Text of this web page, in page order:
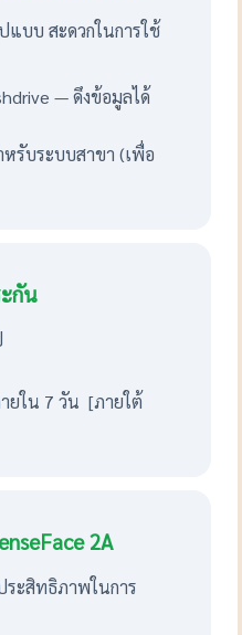
แบบ สะดวกในการใช้
— ดึงข้อมูลได้
หรับระบบสาขา (เพื่อ
กัน
ยใน 7 วัน [ภายใต้
2A
ะสิทธิภาพในการ